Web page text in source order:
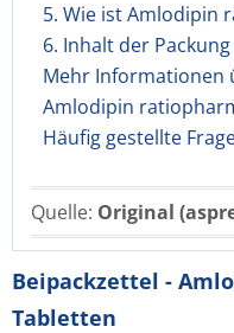
5. Wie ist Amlodipin
6. Inhalt der
Mehr Informationen
Amlodipin
Häufig gestellte
Quelle: Original
Beipackzettel -
Tabletten